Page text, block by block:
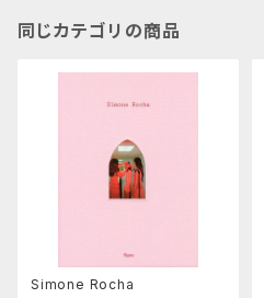
同じカテゴリの商品
Simone Rocha